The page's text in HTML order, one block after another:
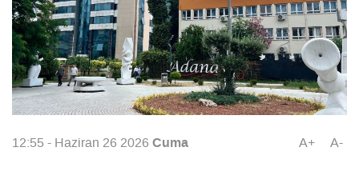
12:55 - Haziran 26 2026 Cuma A+ A-